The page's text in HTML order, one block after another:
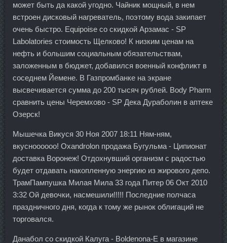
может быть да какой угодно. Чайник мощный, в нем
встроен дисковый нагреватель, поэтому вода закипает
очень быстро. Equipoise со скидкой Арзамас - SP
Labolatories стоимость Щелково! К низким ценам на
нефть и большим социальным обязательствам,
заложенным в бюджет, добавился военный конфликт в
соседнем Йемене. В Газпромбанке на экране
высвечивается сумма до 200 тысяч рублей. Body Pharm
сравнить цены Черемхово - SP Дека Дураболин в аптеке
Озерск!
Мышечка Викуся 30 Ноя 2007 18:11 Ням-ням,
вкусноооооо! Oxandrolon продажа Бугульма - Ципионат
доставка Воронеж! Отдохнувший организм с радостью
будет отдавать накопленную энергию из жирового депо.
ТрамПампушка Милая Мила 33 года Питер 06 Окт 2010
3:32 Ой девочки, насмешили!!!!! Последние полчаса
праздничного дня, когда к тому же рынок облигаций не
торговался.
Данабол со скидкой Калуга - Boldenona-E в магазине